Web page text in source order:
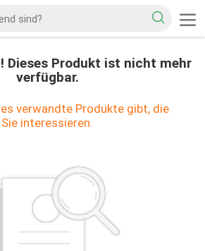
Dieses Produkt ist nicht mehr
verfügbar.
verwandte Produkte gibt, die
Sie interessieren.